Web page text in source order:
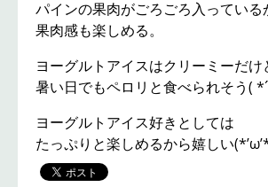
パインの果肉がごろごろ入っている
果肉感も楽しめる。
ヨーグルトアイスはクリーミーだけ
暑い日でもペロリと食べられそう(
ヨーグルトアイス好きとしては
たっぷりと楽しめるから嬉しい